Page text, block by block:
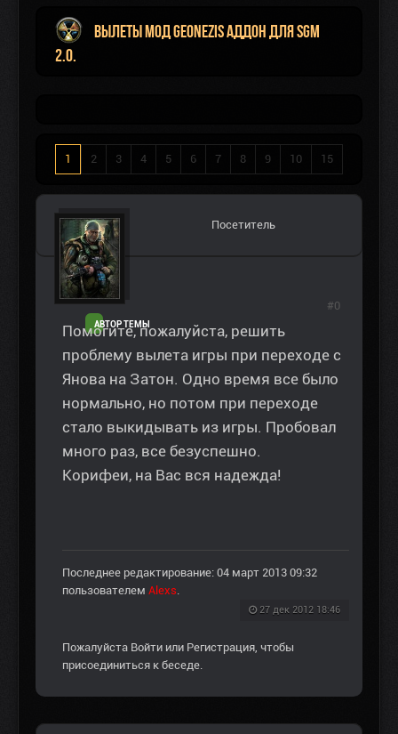
Вылеты мод Geonezis аддон для SGM
2.0.
1 2 3 4 5 6 7 8 9 10 15
АВТОР ТЕМЫ
Посетитель
Помогите, пожалуйста, решить
проблему вылета игры при переходе с
Янова на Затон. Одно время все было
нормально, но потом при переходе
стало выкидывать из игры. Пробовал
много раз, все безуспешно.
Корифеи, на Вас вся надежда!
Последнее редактирование: 04 март 2013 09:32
пользователем Alexs
27 дек 2012 18:46
#0
Пожалуйста Войти или Регистрация , чтобы
присоединиться к беседе.